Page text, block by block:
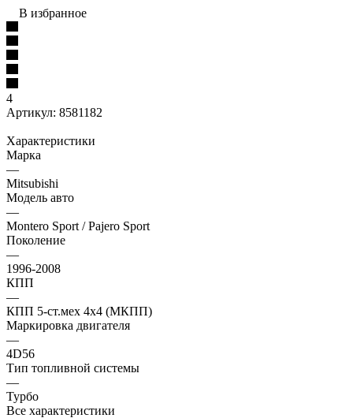
В избранное
4
Артикул: 8581182
Характеристики
Марка
—
Mitsubishi
Модель авто
—
Montero Sport / Pajero Sport
Поколение
—
1996-2008
КПП
—
КПП 5-ст.мех 4х4 (МКПП)
Маркировка двигателя
—
4D56
Тип топливной системы
—
Турбо
Все характеристики